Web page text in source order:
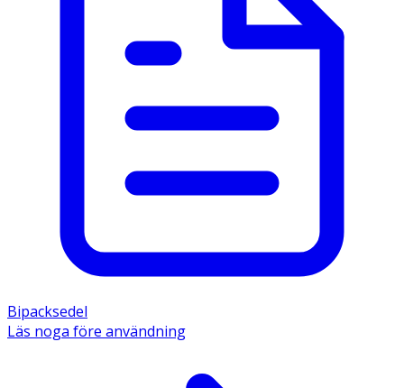
Bipacksedel
Läs noga före användning